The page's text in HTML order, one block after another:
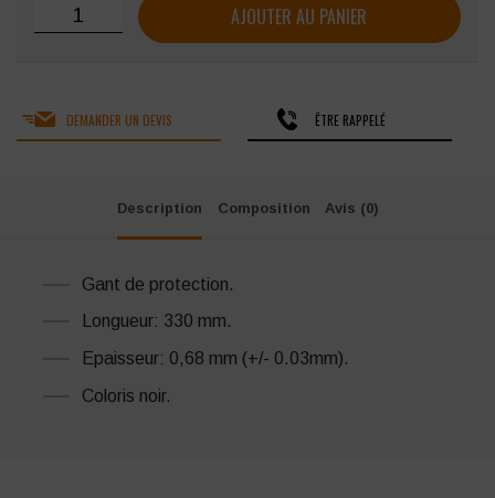
quantité de Gant Néoprène SINGER Bklopt Type A Sans
AJOUTER AU PANIER
DEMANDER UN DEVIS ÊTRE RAPPELÉ
Description Composition Avis (0)
Gant de protection.
Longueur: 330 mm.
Epaisseur: 0,68 mm (+/- 0.03mm).
Coloris noir.